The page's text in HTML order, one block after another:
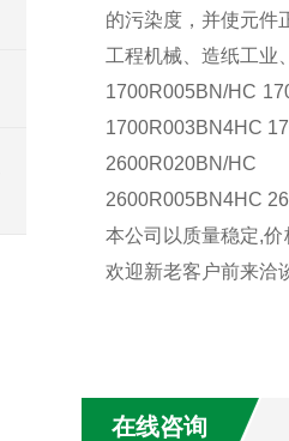
的污染度，并使元件
工程机械、造纸工业
1700R005BN/HC
1700R003BN4HC
2600R020BN/
2600R005BN4HC
本公司以质量稳定,
欢迎新老客户前来洽
在线咨询